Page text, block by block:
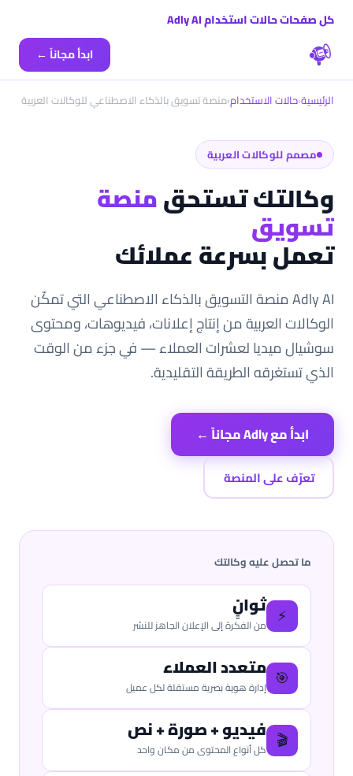
كل صفحات حالات استخدام Adly AI
ابدأ مجاناً ←
الرئيسية›حالات الاستخدام›منصة تسويق بالذكاء الاصطناعي للوكالات العربية
مصمم للوكالات العربية
وكالتك تستحقمنصة
تسويق
تعمل بسرعة عملائك
Adly AI منصة التسويق بالذكاء الاصطناعي التي تمكّن
الوكالات العربية من إنتاج إعلانات، فيديوهات، ومحتوى
سوشيال ميديا لعشرات العملاء — في جزء من الوقت
الذي تستغرقه الطريقة التقليدية.
ابدأ مع Adly مجاناً ←
تعرّف على المنصة
ما تحصل عليه وكالتك
⚡ ثوانٍ
من الفكرة إلى الإعلان الجاهز للنشر
🎯 متعدد العملاء
إدارة هوية بصرية مستقلة لكل عميل
🎬 فيديو + صورة + نص
كل أنواع المحتوى من مكان واحد